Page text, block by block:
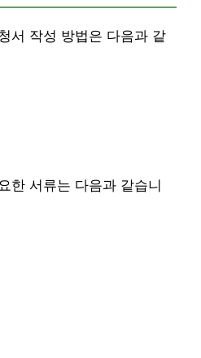
서 작성 방법은 다음과 같
한 서류는 다음과 같습니